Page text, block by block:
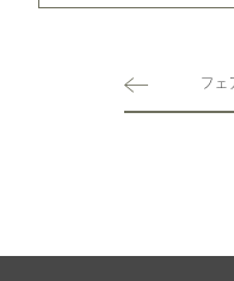
フェ